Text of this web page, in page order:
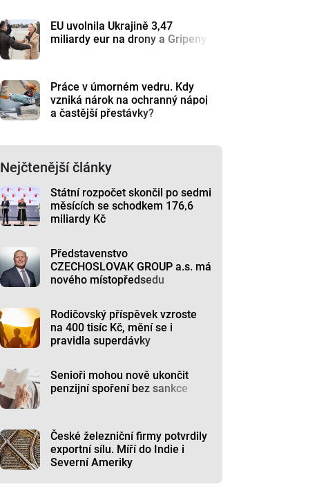
EU uvolnila Ukrajině 3,47
miliardy eur na drony a Gripeny
Práce v úmorném vedru. Kdy
vzniká nárok na ochranný nápoj
a častější přestávky?
Nejčtenější články
Státní rozpočet skončil po sedmi
měsících se schodkem 176,6
miliardy Kč
Představenstvo
CZECHOSLOVAK GROUP a.s. má
nového místopředsedu
Rodičovský příspěvek vzroste
na 400 tisíc Kč, mění se i
pravidla superdávky
Senioři mohou nově ukončit
penzijní spoření bez sankce
České železniční firmy potvrdily
exportní sílu. Míří do Indie i
Severní Ameriky